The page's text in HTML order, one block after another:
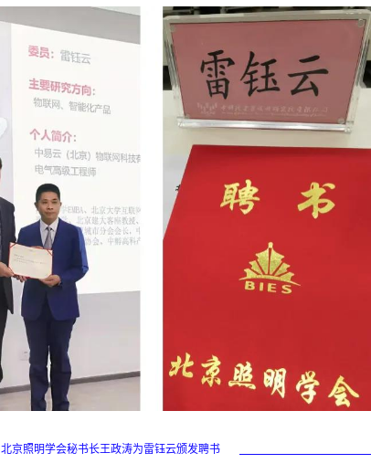
北京照明学会秘书长王政涛为雷钰云颁发聘书